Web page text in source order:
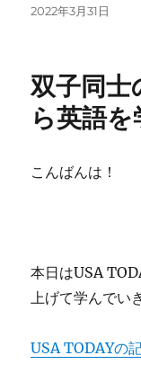
it
r
c
b
o
o
k
投
2022年3月31日
双子同
ら英語を
こんばんは！
本日はUSA
上げて学んでい
USA TODAYの